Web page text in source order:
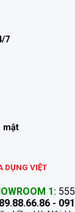
7
mật
DỤNG VIỆT
1:
-